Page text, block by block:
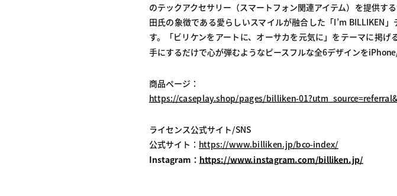
のテックアクセサリー（スマートフォン関連アイテム）を提供
田氏の象徴である愛らしいスマイルが融合した「I’m BILLIKEN
す。「ビリケンをアートに、オーサカを元気に」をテーマに掲げ
手にするだけで心が弾むようなピースフルな全6デザインを
商品ページ：
https://caseplay.shop/pages/billiken-
ライセンス公式サイト/SNS
公式サイト： https://www.billiken.jp/bco-index/
Instagram： https://www.instagram.com/billiken.jp/